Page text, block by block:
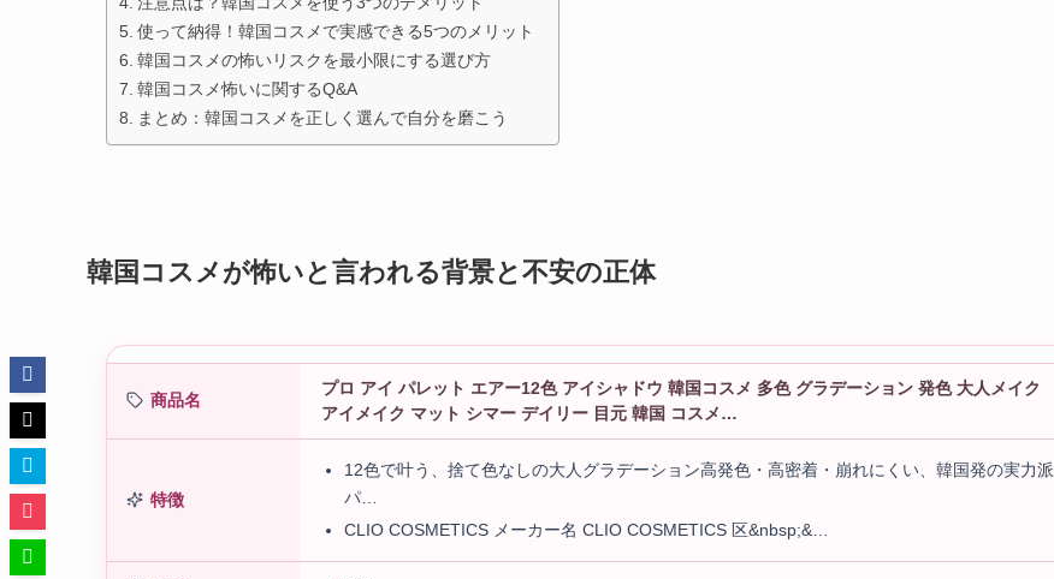
使って納得！韓国コスメで実感できる5つのメリット
韓国コスメの怖いリスクを最小限にする選び方
韓国コスメ怖いに関するQ&A
まとめ：韓国コスメを正しく選んで自分を磨こう
韓国コスメが怖いと言われる背景と不安の正体
商品名
プロ アイ パレット エアー12色 アイシャドウ 韓国コスメ 多色 グラデーション 発色 大人メイク
アイメイク マット シマー デイリー 目元 韓国 コスメ…
特徴
12色で叶う、捨て色なしの大人グラデーション高発色・高密着・崩れにくい、韓国発の実力派
パ…
CLIO COSMETICS メーカー名 CLIO COSMETICS 区&nbsp;&…